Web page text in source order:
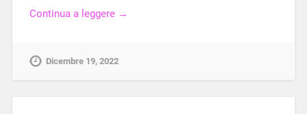
Continua a leggere →
Dicembre 19, 2022